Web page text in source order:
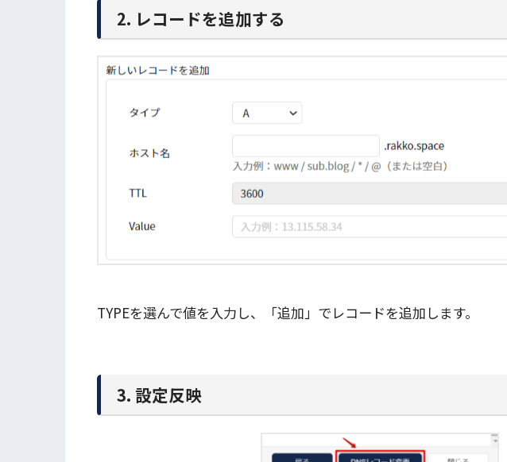
2. レコードを追加する
TYPEを選んで値を入力し、「追加」でレコードを追加します。
3. 設定反映